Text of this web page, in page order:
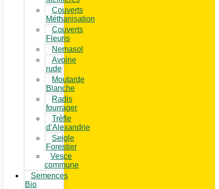
Couverts
Méthanisation
Couverts
Fleuris
Nemasol
Avoine
rude
Moutarde
Blanche
Radis
fourrager
Trèfle
d’Alexandrie
Seigle
Forestier
Vesce
commune
Semences
Bio